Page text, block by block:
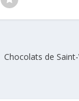
Chocolats de